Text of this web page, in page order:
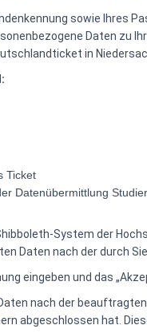
sowie Ihres
Daten zu
in
Ticket
Datenübermittlung
System der
Daten nach der durch
eingeben und das
nach der
abgeschlossen hat.